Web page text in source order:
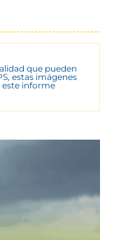
que pueden
estas imágenes
este informe